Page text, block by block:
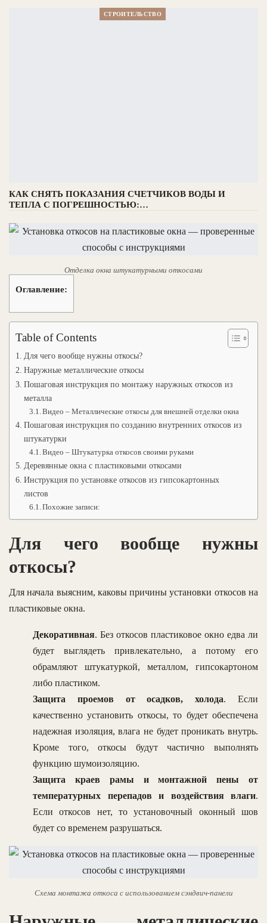
СТРОИТЕЛЬСТВО
КАК СНЯТЬ ПОКАЗАНИЯ СЧЕТЧИКОВ ВОДЫ И
ТЕПЛА С ПОГРЕШНОСТЬЮ:…
Отделка окна штукатурными откосами
Оглавление:
Table of Contents
Для чего вообще нужны откосы?
Наружные металлические откосы
Пошаговая инструкция по монтажу наружных откосов из
металла
Видео – Металлические откосы для внешней отделки окна
Пошаговая инструкция по созданию внутренних откосов из
штукатурки
Видео – Штукатурка откосов своими руками
Деревянные окна с пластиковыми откосами
Инструкция по установке откосов из гипсокартонных
листов
Похожие записи:
Для чего вообще нужны
откосы?
Для начала выясним, каковы причины установки откосов на
пластиковые окна.
Декоративная. Без откосов пластиковое окно едва ли
будет выглядеть привлекательно, а потому его
обрамляют штукатуркой, металлом, гипсокартоном
либо пластиком.
Защита проемов от осадков, холода. Если
качественно установить откосы, то будет обеспечена
надежная изоляция, влага не будет проникать внутрь.
Кроме того, откосы будут частично выполнять
функцию шумоизоляцию.
Защита краев рамы и монтажной пены от
температурных перепадов и воздействия влаги.
Если откосов нет, то установочный оконный шов
будет со временем разрушаться.
Схема монтажа откоса с использованием сэндвич-панели